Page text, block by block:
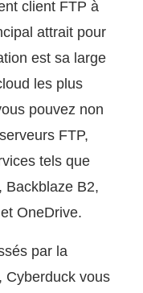
client FTP à
attrait pour
est sa large
les plus
pouvez non
FTP,
tels que
Backblaze B2,
OneDrive.
par la
Cyberduck vous